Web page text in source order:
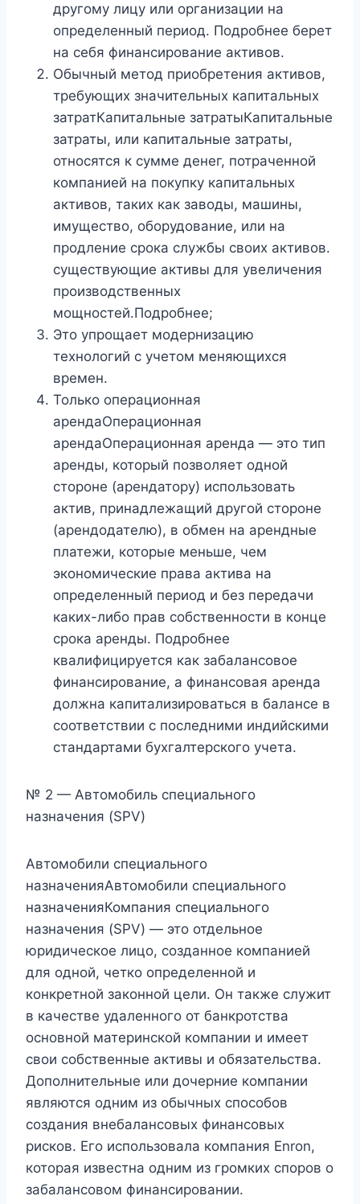
другому лицу или организации на
определенный период. Подробнее берет
на себя финансирование активов.
Обычный метод приобретения активов,
требующих значительных капитальных
затратКапитальные затратыКапитальные
затраты, или капитальные затраты,
относятся к сумме денег, потраченной
компанией на покупку капитальных
активов, таких как заводы, машины,
имущество, оборудование, или на
продление срока службы своих активов.
существующие активы для увеличения
производственных
мощностей.Подробнее;
Это упрощает модернизацию
технологий с учетом меняющихся
времен.
Только операционная
арендаОперационная
арендаОперационная аренда — это тип
аренды, который позволяет одной
стороне (арендатору) использовать
актив, принадлежащий другой стороне
(арендодателю), в обмен на арендные
платежи, которые меньше, чем
экономические права актива на
определенный период и без передачи
каких-либо прав собственности в конце
срока аренды. Подробнее
квалифицируется как забалансовое
финансирование, а финансовая аренда
должна капитализироваться в балансе в
соответствии с последними индийскими
стандартами бухгалтерского учета.
№ 2 — Автомобиль специального
назначения (SPV)
Автомобили специального
назначенияАвтомобили специального
назначенияКомпания специального
назначения (SPV) — это отдельное
юридическое лицо, созданное компанией
для одной, четко определенной и
конкретной законной цели. Он также служит
в качестве удаленного от банкротства
основной материнской компании и имеет
свои собственные активы и обязательства.
Дополнительные или дочерние компании
являются одним из обычных способов
создания внебалансовых финансовых
рисков. Его использовала компания Enron,
которая известна одним из громких споров о
забалансовом финансировании.